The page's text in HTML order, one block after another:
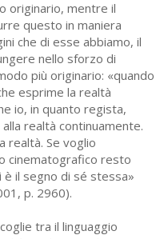
originario, mentre il
questo in maniera
che di esse abbiamo, il
nello sforzo di
più originario: «quando
esprime la realtà
io, in quanto regista,
realtà continuamente.
realtà. Se voglio
cinematografico resto
è il segno di sé stessa»
p. 2960).
tra il linguaggio